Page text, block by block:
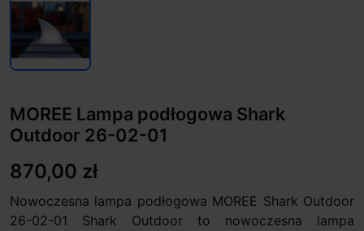
MOREE Lampa podłogowa Shark
Outdoor 26-02-01
870,00 zł
Nowoczesna lampa podłogowa MOREE Shark Outdoor
26-02-01 Shark Outdoor to nowoczesna lampa